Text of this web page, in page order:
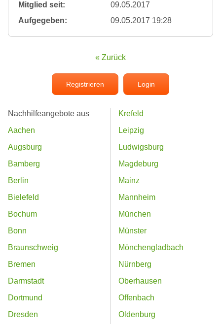
Mitglied seit:
09.05.2017
Aufgegeben:
09.05.2017 19:28
« Zurück
Registrieren Login
Nachhilfeangebote aus
Aachen
Augsburg
Bamberg
Berlin
Bielefeld
Bochum
Bonn
Braunschweig
Bremen
Darmstadt
Dortmund
Dresden
Krefeld
Leipzig
Ludwigsburg
Magdeburg
Mainz
Mannheim
München
Münster
Mönchengladbach
Nürnberg
Oberhausen
Offenbach
Oldenburg